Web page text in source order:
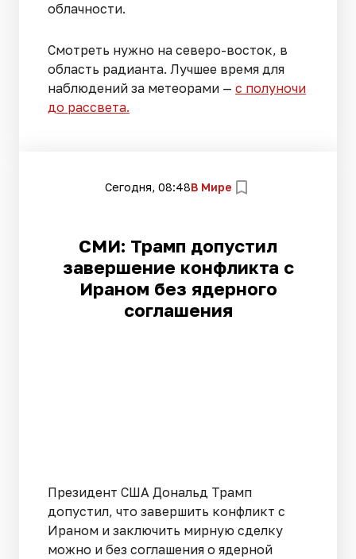
облачности.
Смотреть нужно на северо-восток, в
область радианта. Лучшее время для
наблюдений за метеорами — с полуночи
до рассвета.
Сегодня, 08:48В Мире
СМИ: Трамп допустил
завершение конфликта с
Ираном без ядерного
соглашения
Президент США Дональд Трамп
допустил, что завершить конфликт с
Ираном и заключить мирную сделку
можно и без соглашения о ядерной